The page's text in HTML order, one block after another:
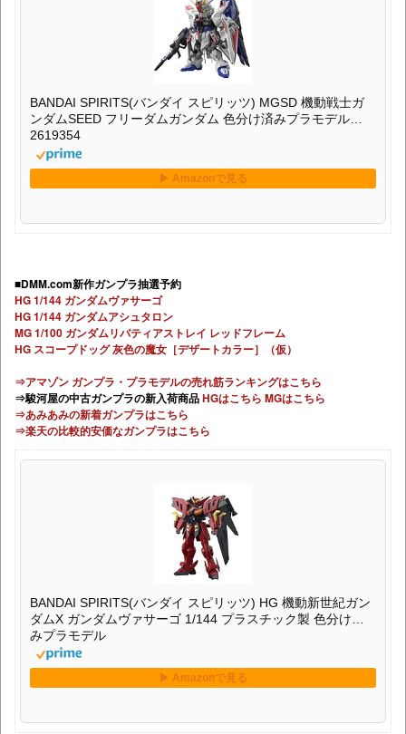
BANDAI SPIRITS(バンダイ スピリッツ) MGSD 機動戦士ガ
ンダムSEED フリーダムガンダム 色分け済みプラモデル
2619354
■DMM.com新作ガンプラ抽選予約
HG 1/144 ガンダムヴァサーゴ
HG 1/144 ガンダムアシュタロン
MG 1/100 ガンダムリバティアストレイ レッドフレーム
HG スコープドッグ 灰色の魔女［デザートカラー］（仮）
⇒アマゾン ガンプラ・プラモデルの売れ筋ランキングはこちら
⇒駿河屋の中古ガンプラの新入荷商品HGはこちら MGはこちら
⇒あみあみの新着ガンプラはこちら
⇒楽天の比較的安価なガンプラはこちら
BANDAI SPIRITS(バンダイ スピリッツ) HG 機動新世紀ガン
ダムX ガンダムヴァサーゴ 1/144 プラスチック製 色分け済
みプラモデル